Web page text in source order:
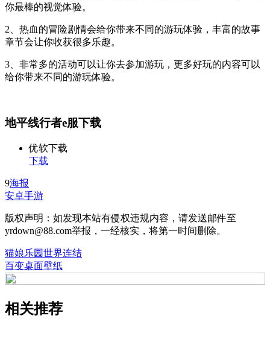
你最棒的视觉体验。
2、热血的冒险剧情会给你带来不同的游玩体验，丰富的故事
章节会让你收获很多乐趣。
3、非常多的活动可以让你去参加游玩，更多好玩的内容可以
给你带来不同的游玩体验。
地平线行者e服下载
优软下载
下载
9海报
安卓手游
版权声明：如发现本站有侵权违规内容，请发送邮件至
yrdown@88.com举报，一经核实，将第一时间删除。
猫娘乐园世界连结
百变桌面壁纸
相关推荐